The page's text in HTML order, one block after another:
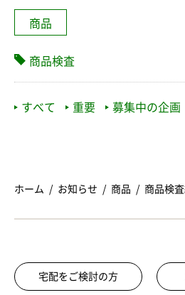
商品
商品検査
すべて 重要 募集中の企画
ホーム お知らせ 商品 商品検
宅配をご検討の方